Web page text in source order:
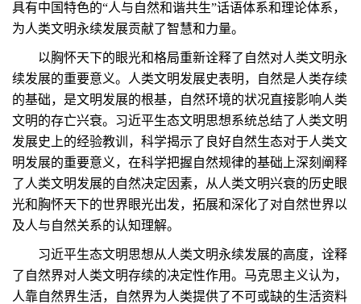
具有中国特色的“人与自然和谐共生”话语体系和理论体系，
为人类文明永续发展贡献了智慧和力量。
以胸怀天下的眼光和格局重新诠释了自然对人类文明永
续发展的重要意义。人类文明发展史表明，自然是人类存续
的基础，是文明发展的根基，自然环境的状况直接影响人类
文明的存亡兴衰。习近平生态文明思想系统总结了人类文明
发展史上的经验教训，科学揭示了良好自然生态对于人类文
明发展的重要意义，在科学把握自然规律的基础上深刻阐释
了人类文明发展的自然决定因素，从人类文明兴衰的历史眼
光和胸怀天下的世界眼光出发，拓展和深化了对自然世界以
及人与自然关系的认知理解。
习近平生态文明思想从人类文明永续发展的高度，诠释
了自然界对人类文明存续的决定性作用。马克思主义认为，
人靠自然界生活，自然界为人类提供了不可或缺的生活资料